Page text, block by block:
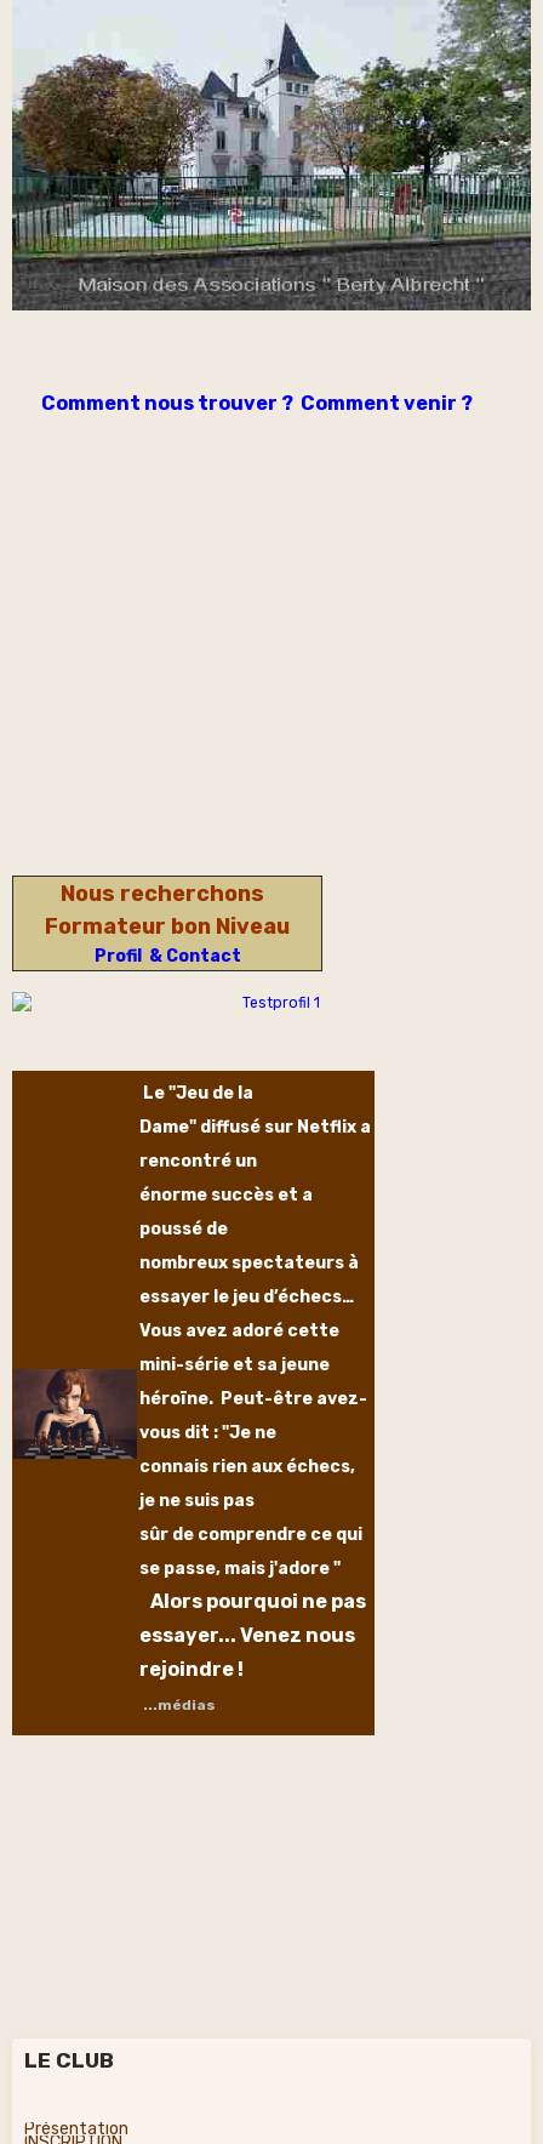
Comment nous trouver ? Comment venir ?
Nous recherchons
Formateur bon Niveau
Profil & Contact
Le "Jeu de la
Dame" diffusé sur Netflix a
rencontré un
énorme succès et a
poussé de
nombreux spectateurs à
essayer le jeu d’échecs…
Vous avez adoré cette
mini-série et sa jeune
héroïne. Peut-être avez-
vous dit : "Je ne
connais rien aux échecs,
je ne suis pas
sûr de comprendre ce qui
se passe, mais j'adore "
Alors pourquoi ne pas
essayer... Venez nous
rejoindre !
...médias
LE CLUB
Présentation